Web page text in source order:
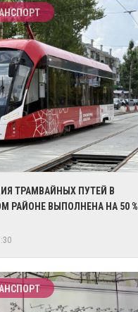
ТРАМВАЙНЫХ ПУТЕЙ В
РАЙОНЕ ВЫПОЛНЕНА НА 50 %